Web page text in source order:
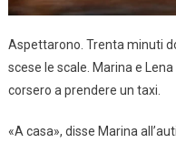
Aspettarono. Trenta minuti
scese le scale. Marina e
corsero a prendere un taxi.
«A casa», disse Marina